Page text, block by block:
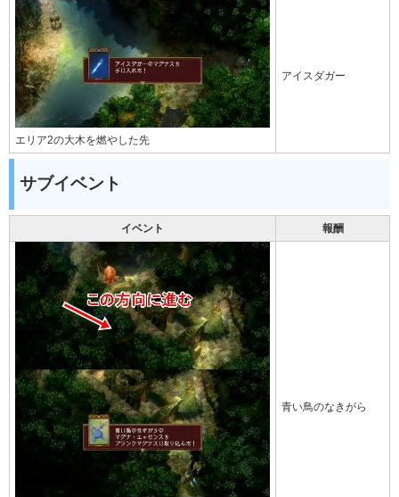
エリア2の大木を燃やした先
アイスダガー
サブイベント
イベント 報酬
青い鳥のなきがら